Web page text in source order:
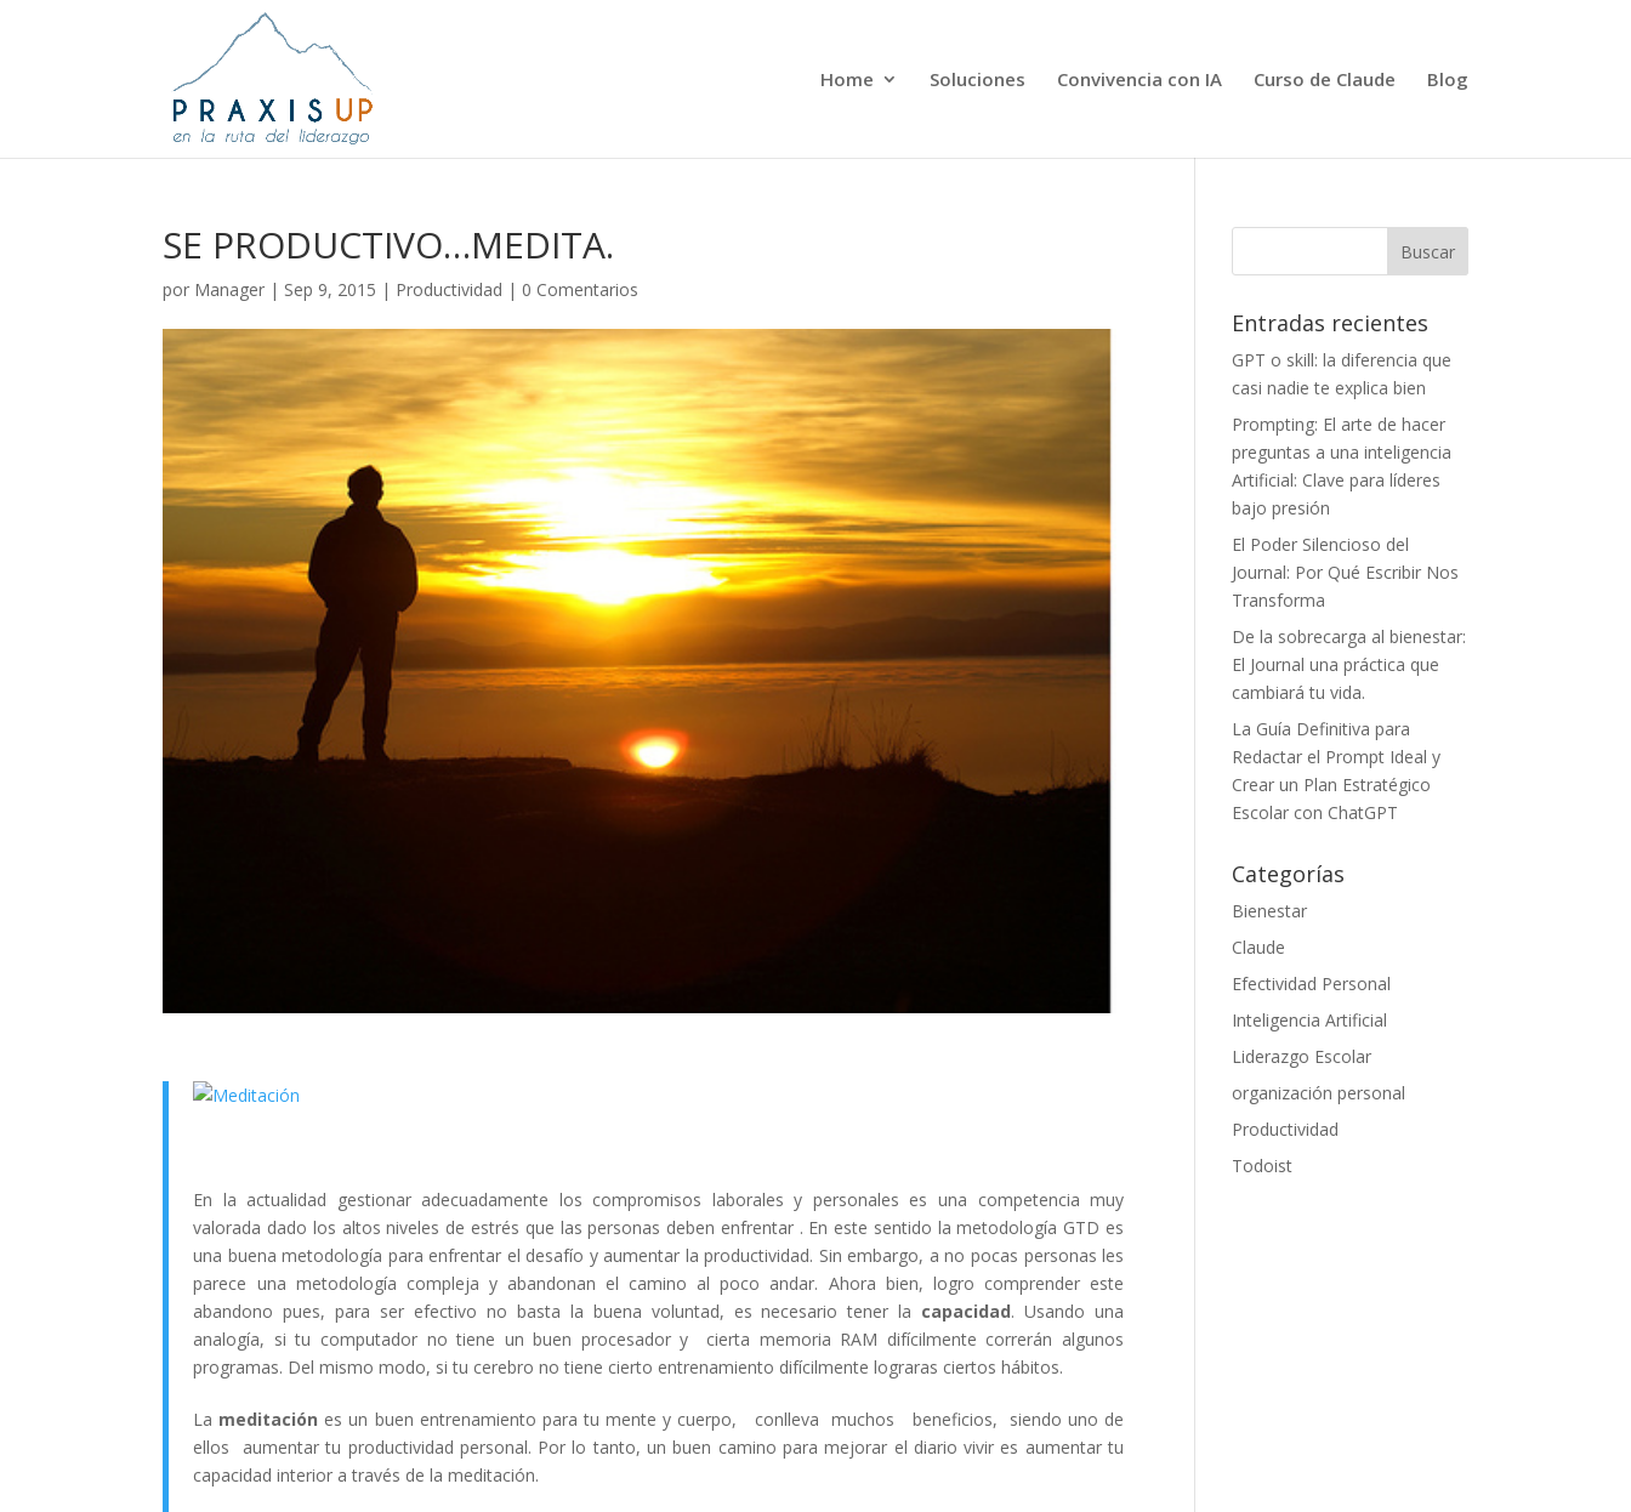
Home Soluciones Convivencia con IA Curso de Claude Blog
SE PRODUCTIVO…MEDITA.
por Manager | Sep 9, 2015 | Productividad | 0 Comentarios
En la actualidad gestionar adecuadamente los compromisos laborales y personales es una competencia muy
valorada dado los altos niveles de estrés que las personas deben enfrentar . En este sentido la metodología GTD es
una buena metodología para enfrentar el desafío y aumentar la productividad. Sin embargo, a no pocas personas les
parece una metodología compleja y abandonan el camino al poco andar. Ahora bien, logro comprender este
abandono pues, para ser efectivo no basta la buena voluntad, es necesario tener la capacidad. Usando una
analogía, si tu computador no tiene un buen procesador y cierta memoria RAM difícilmente correrán algunos
programas. Del mismo modo, si tu cerebro no tiene cierto entrenamiento difícilmente lograras ciertos hábitos.
La meditación es un buen entrenamiento para tu mente y cuerpo, conlleva muchos beneficios, siendo uno de
ellos aumentar tu productividad personal. Por lo tanto, un buen camino para mejorar el diario vivir es aumentar tu
capacidad interior a través de la meditación.
Entradas recientes
GPT o skill: la diferencia que
casi nadie te explica bien
Prompting: El arte de hacer
preguntas a una inteligencia
Artificial: Clave para líderes
bajo presión
El Poder Silencioso del
Journal: Por Qué Escribir Nos
Transforma
De la sobrecarga al bienestar:
El Journal una práctica que
cambiará tu vida.
La Guía Definitiva para
Redactar el Prompt Ideal y
Crear un Plan Estratégico
Escolar con ChatGPT
Categorías
Bienestar
Claude
Efectividad Personal
Inteligencia Artificial
Liderazgo Escolar
organización personal
Productividad
Todoist